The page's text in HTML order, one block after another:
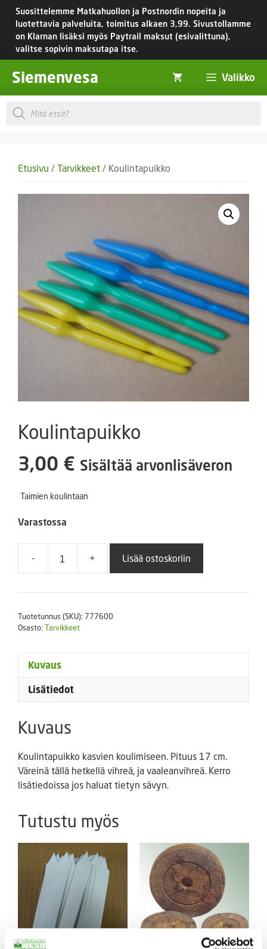
Siirry
sisältöön
Suosittelemme Matkahuollon ja Postnordin nopeita ja
luotettavia palveluita, toimitus alkaen 3,99. Sivustollamme
on Klarnan lisäksi myös Paytrail maksut (esivalittuna),
valitse sopivin maksutapa itse.
Siemenvesa Valikko
Products
search
Etusivu / Tarvikkeet / Koulintapuikko
Koulintapuikko
3,00 € Sisältää arvonlisäveron
Taimien koulintaan
Varastossa
-
Koulintapuikko
+ Lisää ostoskoriin
Tuotetunnus (SKU): 777600
Osasto: Tarvikkeet
Kuvaus
Lisätiedot
Kuvaus
Koulintapuikko kasvien koulimiseen. Pituus 17 cm.
Väreinä tällä hetkellä vihreä, ja vaaleanvihreä. Kerro
lisätiedoissa jos haluat tietyn sävyn.
Tutustu myös